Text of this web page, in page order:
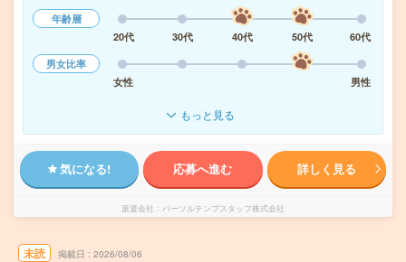
年齢層
20代
30代 40代 50代
60代
男女比率
女性
男性
もっと見る
気になる! 応募へ進む 詳しく見る
派遣会社 パーソルテンプスタッフ株式会社
未読 掲載日 2026/08/06